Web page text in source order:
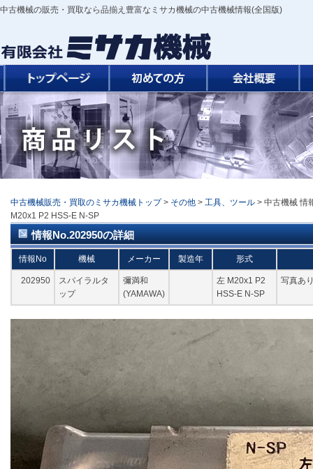
中古機械の販売・買取なら品揃え豊富なミサカ機械の中古機械情報(全国版)
中古機械販売・買取のミサカ機械トップ > その他 > 工具、ツール > 中古機械 情
M20x1 P2 HSS-E N-SP
情報No.202950の詳細
情報No 機械 メーカー 製造年 形式
202950
スパイラルタ
ップ
彌満和
(YAMAWA)
左 M20x1 P2
HSS-E N-SP
写真あ